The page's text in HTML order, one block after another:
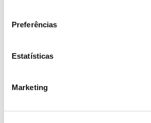
Preferências
Estatísticas
Marketing
Soluções
Navigator no
global de